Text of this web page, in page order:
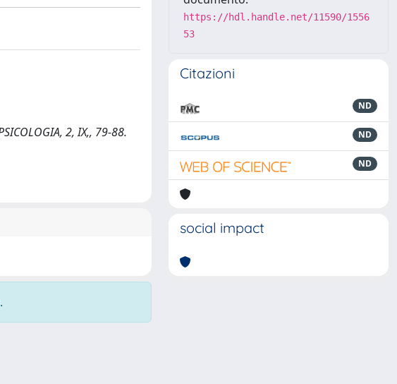
2, IX,, 79-88.
https://hdl.handle.net/11590/1556
53
Citazioni
ND
ND
ND
social impact